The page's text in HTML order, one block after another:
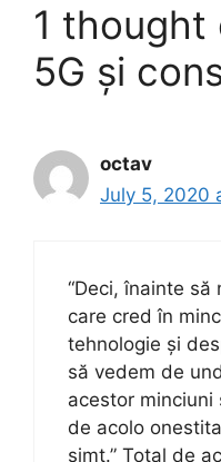
1 thought
5G și
octav
July 5, 2020
“Deci, înainte să
care cred în
tehnologie și
să vedem de
acestor minciuni
de acolo
simț.” Total de